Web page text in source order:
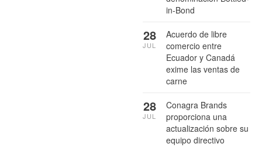
in-Bond
Acuerdo de libre
comercio entre
Ecuador y Canadá
exime las ventas de
carne
28
JUL
Conagra Brands
proporciona una
actualización sobre su
equipo directivo
28
JUL